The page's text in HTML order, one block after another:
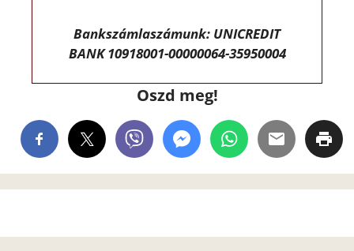
Bankszámlaszámunk: UNICREDIT
BANK 10918001-00000064-35950004
Oszd meg!